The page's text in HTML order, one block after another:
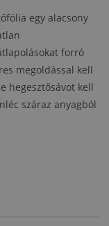
egy alacsony
forró
megoldással kell
hegesztősávot kell
száraz anyagból